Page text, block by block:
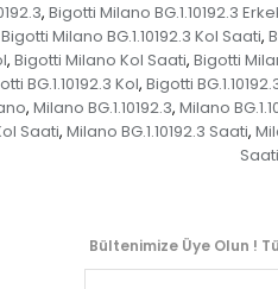
, Bigotti Milano BG.1.10192.3
Bigotti Milano BG.1.10192.3 Kol Saati,
, Bigotti Milano Kol Saati, Bigotti
BG.1.10192.3 Kol, Bigotti
, Milano BG.1.10192.3, Milano
Saati, Milano BG.1.10192.3 Saati,
Saati
Bültenimize Üye Olun !